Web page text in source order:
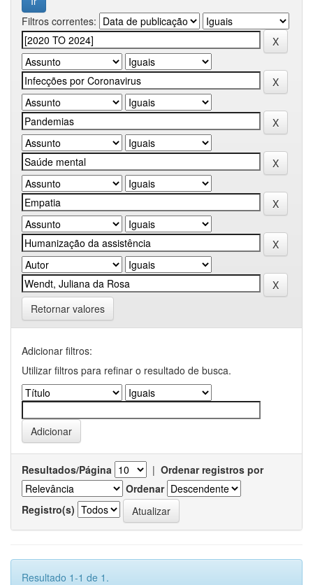
Filtros correntes:
Retornar valores
Adicionar filtros:
Utilizar filtros para refinar o resultado de busca.
Resultados/Página | Ordenar registros por
Ordenar
Registro(s)
Resultado 1-1 de 1.